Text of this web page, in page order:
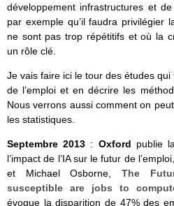
développement infrastructures et
par exemple qu’il faudra privilégier
ne sont pas trop répétitifs et où la
un rôle clé.
Je vais faire ici le tour des études
de l’emploi et en décrire les
Nous verrons aussi comment on
les statistiques.
Septembre 2013 : Oxford publie
l’impact de l’IA sur le futur de
et Michael Osborne,The
susceptible are jobs to
évoque la disparition de 47% des